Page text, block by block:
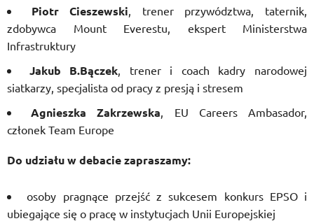
Piotr Cieszewski, trener przywództwa, taternik,
zdobywca Mount Everestu, ekspert Ministerstwa
Infrastruktury
Jakub B.Bączek, trener i coach kadry narodowej
siatkarzy, specjalista od pracy z presją i stresem
Agnieszka Zakrzewska, EU Careers Ambasador,
członek Team Europe
Do udziału w debacie zapraszamy:
osoby pragnące przejść z sukcesem konkurs EPSO i
ubiegające się o pracę w instytucjach Unii Europejskiej